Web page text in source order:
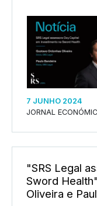
7 JUNHO 2024
JORNAL
"SRS Legal
Sword
Oliveira e